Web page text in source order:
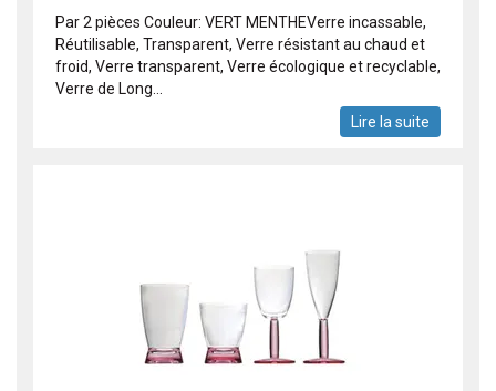
Par 2 pièces Couleur: VERT MENTHEVerre incassable,
Réutilisable, Transparent, Verre résistant au chaud et
froid, Verre transparent, Verre écologique et recyclable,
Verre de Long...
Lire la suite